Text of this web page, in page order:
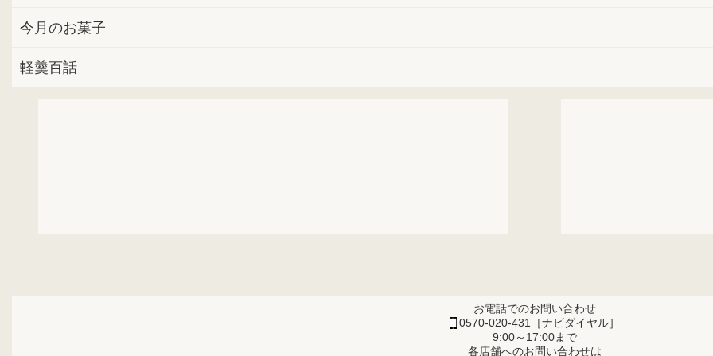
今月のお菓子
軽羹百話
お電話でのお問い合わせ
0570-020-431［ナビダイヤル］
9:00～17:00まで
各店舗へのお問い合わせは